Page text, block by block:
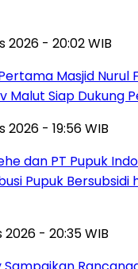
2026 - 20:02 WIB
Masjid Nurul
Malut Siap Dukung
- 19:56 WIB
dan PT Pupuk
Pupuk Bersubsidi
2026 - 20:35 WIB